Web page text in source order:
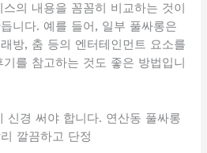
의 내용을 꼼꼼히 비교하는 것이
니다. 예를 들어, 일부 풀싸롱은
방, 춤 등의 엔터테인먼트 요소를
를 참고하는 것도 좋은 방법입니
신경 써야 합니다. 연산동 풀싸롱
깔끔하고 단정